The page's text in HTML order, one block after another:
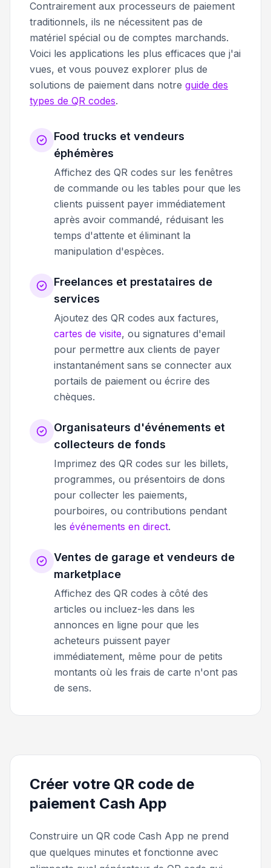
Contrairement aux processeurs de paiement
traditionnels, ils ne nécessitent pas de
matériel spécial ou de comptes marchands.
Voici les applications les plus efficaces que j'ai
vues, et vous pouvez explorer plus de
solutions de paiement dans notre guide des
types de QR codes.
Food trucks et vendeurs
éphémères
Affichez des QR codes sur les fenêtres
de commande ou les tables pour que les
clients puissent payer immédiatement
après avoir commandé, réduisant les
temps d'attente et éliminant la
manipulation d'espèces.
Freelances et prestataires de
services
Ajoutez des QR codes aux factures,
cartes de visite, ou signatures d'email
pour permettre aux clients de payer
instantanément sans se connecter aux
portails de paiement ou écrire des
chèques.
Organisateurs d'événements et
collecteurs de fonds
Imprimez des QR codes sur les billets,
programmes, ou présentoirs de dons
pour collecter les paiements,
pourboires, ou contributions pendant
les événements en direct.
Ventes de garage et vendeurs de
marketplace
Affichez des QR codes à côté des
articles ou incluez-les dans les
annonces en ligne pour que les
acheteurs puissent payer
immédiatement, même pour de petits
montants où les frais de carte n'ont pas
de sens.
Créer votre QR code de
paiement Cash App
Construire un QR code Cash App ne prend
que quelques minutes et fonctionne avec